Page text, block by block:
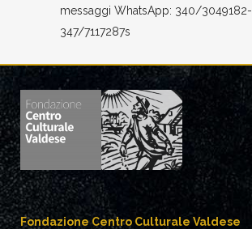
messaggi WhatsApp: 340/3049182-
347/7117287s
Fondazione Centro Culturale Valdese